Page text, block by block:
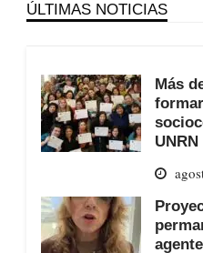
ÚLTIMAS NOTICIAS
Más
UNRN